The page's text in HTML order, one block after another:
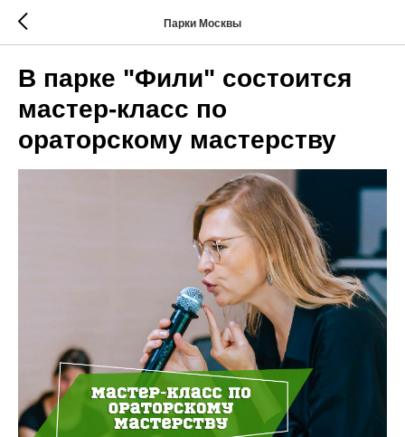
Парки Москвы
В парке "Фили" состоится
мастер-класс по
ораторскому мастерству